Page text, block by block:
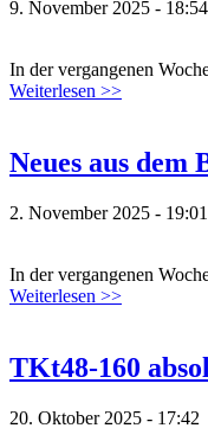
9. November 2025 - 18:54
In der vergangenen
Weiterlesen >>
Neues aus
2. November 2025 - 19:01
In der vergangenen
Weiterlesen >>
TKt48-160
20. Oktober 2025 - 17:42